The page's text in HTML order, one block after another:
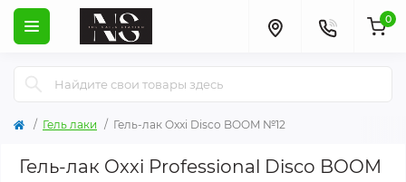
0
Гель лаки Гель-лак Oxxi Disco BOOM №12
Гель-лак Oxxi Professional Disco BOOM